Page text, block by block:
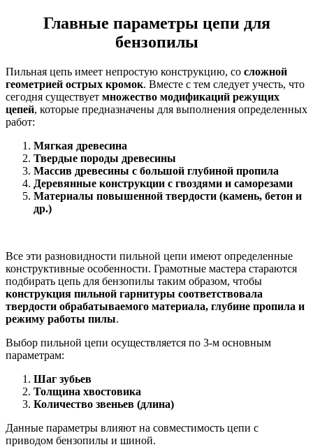
Главные параметры цепи для
бензопилы
Пильная цепь имеет непростую конструкцию, со сложной
геометрией острых кромок. Вместе с тем следует учесть, что
сегодня существует множество модификаций режущих
цепей, которые предназначены для выполнения определенных
работ:
Мягкая древесина
Твердые породы древесины
Массив древесины с большой глубиной пропила
Деревянные конструкции с гвоздями и саморезами
Материалы повышенной твердости (камень, бетон и
др.)
Все эти разновидности пильной цепи имеют определенные
конструктивные особенности. Грамотные мастера стараются
подбирать цепь для бензопилы таким образом, чтобы
конструкция пильной гарнитуры соответствовала
твердости обрабатываемого материала, глубине пропила и
режиму работы пилы.
Выбор пильной цепи осуществляется по 3-м основным
параметрам:
Шаг зубьев
Толщина хвостовика
Количество звеньев (длина)
Данные параметры влияют на совместимость цепи с
приводом бензопилы и шиной.